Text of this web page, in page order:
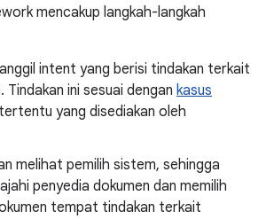
mencakup langkah-langkah
intent yang berisi tindakan terkait
Tindakan ini sesuai dengan kasus
tertentu yang disediakan oleh
melihat pemilih sistem, sehingga
penyedia dokumen dan memilih
tempat tindakan terkait